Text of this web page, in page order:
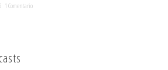
1 Comentario